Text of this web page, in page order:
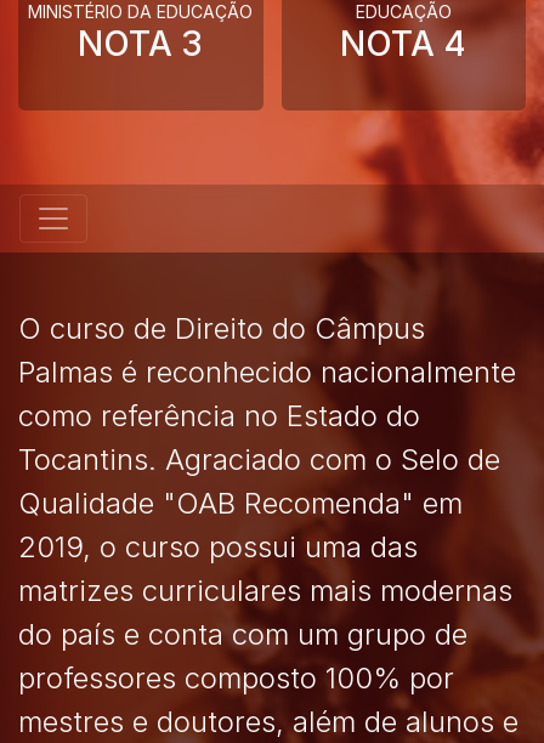
MINISTÉRIO DA EDUCAÇÃO
NOTA 3
EDUCAÇÃO
NOTA 4
O curso de Direito do Câmpus
Palmas é reconhecido nacionalmente
como referência no Estado do
Tocantins. Agraciado com o Selo de
Qualidade "OAB Recomenda" em
2019, o curso possui uma das
matrizes curriculares mais modernas
do país e conta com um grupo de
professores composto 100% por
mestres e doutores, além de alunos e